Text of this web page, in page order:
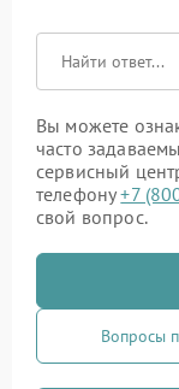
Вы можете
часто
сервисный
телефону+7
свой вопрос.
Вопросы